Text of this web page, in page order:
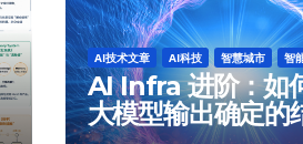
AI技术文章 AI科技 智慧城市 智
AI Infra 进阶：如
大模型输出确定的